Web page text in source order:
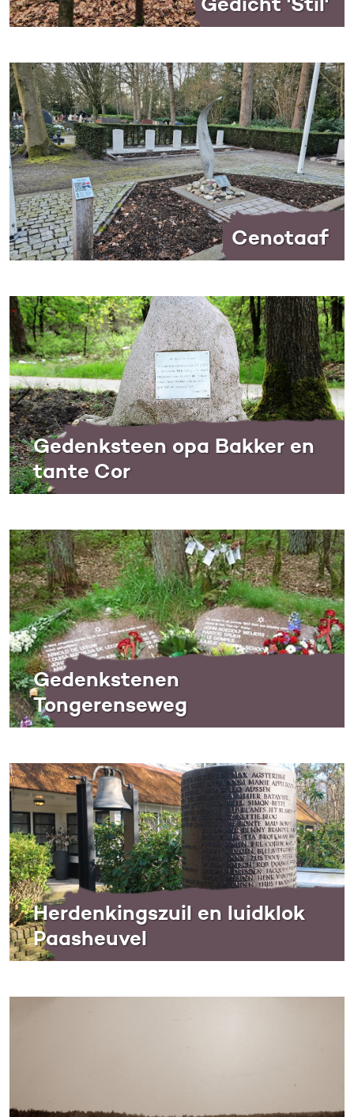
Cenotaaf
Gedenksteen opa Bakker en
tante Cor
Gedenkstenen
Tongerenseweg
Herdenkingszuil en luidklok
Paasheuvel